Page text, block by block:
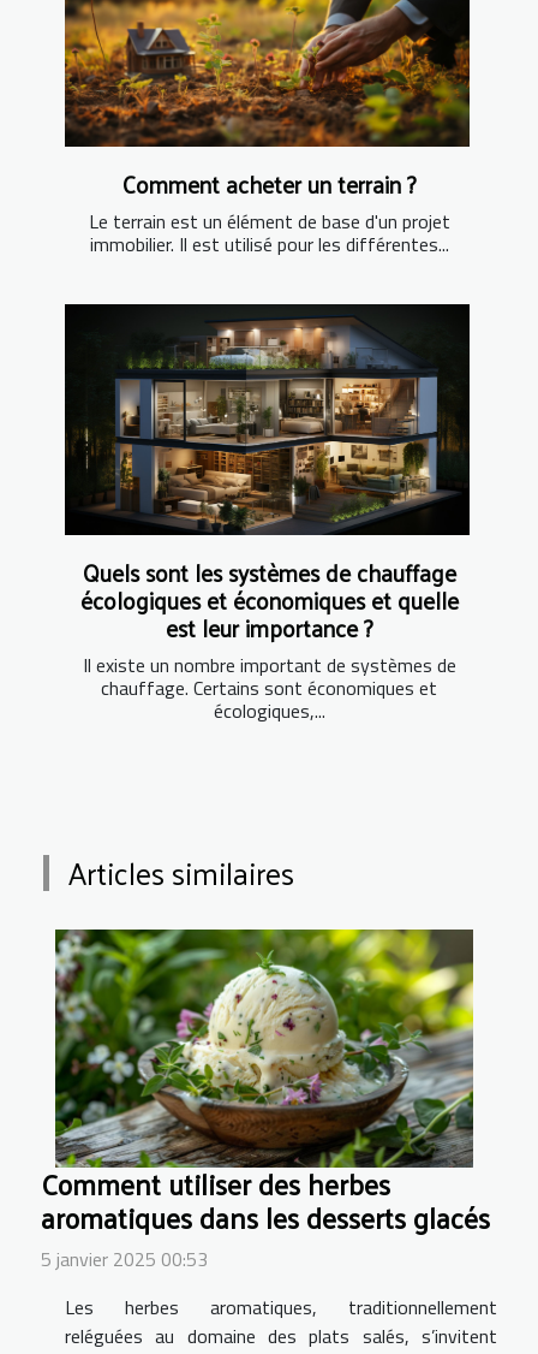
Comment acheter un terrain ?
Le terrain est un élément de base d'un projet
immobilier. Il est utilisé pour les différentes...
Quels sont les systèmes de chauffage
écologiques et économiques et quelle
est leur importance ?
Il existe un nombre important de systèmes de
chauffage. Certains sont économiques et
écologiques,...
Articles similaires
Comment utiliser des herbes
aromatiques dans les desserts glacés
5 janvier 2025 00:53
Les herbes aromatiques, traditionnellement
reléguées au domaine des plats salés, s’invitent